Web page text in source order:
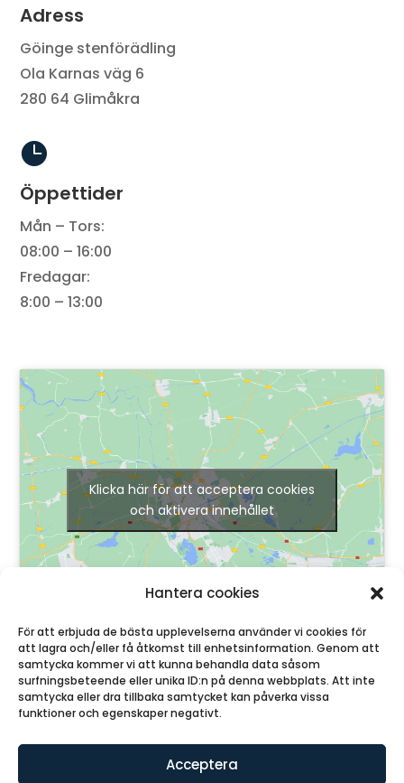
Hantera cookies
För att erbjuda de bästa upplevelserna använder vi cookies för
att lagra och/eller få åtkomst till enhetsinformation. Genom att
samtycka kommer vi att kunna behandla data såsom
surfningsbeteende eller unika ID:n på denna webbplats. Att inte
samtycka eller dra tillbaka samtycket kan påverka vissa
funktioner och egenskaper negativt.
Acceptera
Adress
Göinge stenförädling
Ola Karnas väg 6
280 64 Glimåkra

Öppettider
Mån – Tors:
08:00 – 16:00
Fredagar:
8:00 – 13:00
Klicka här för att acceptera cookies
och aktivera innehållet
2026